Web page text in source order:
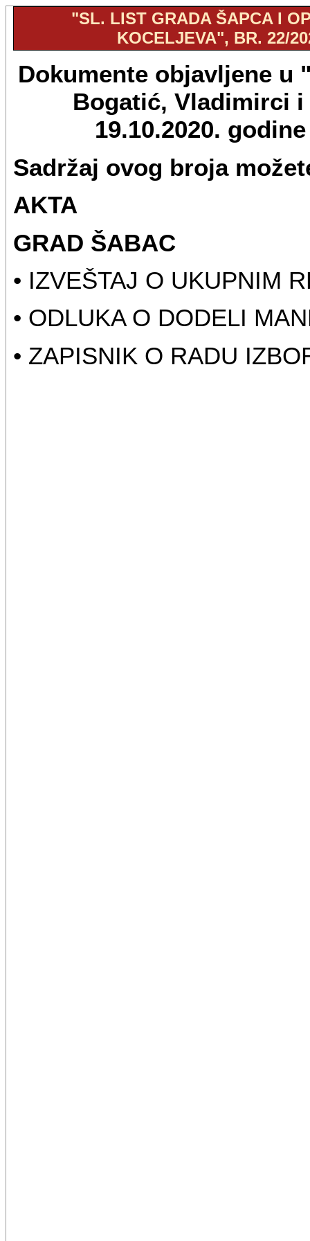
"SL. LIST GRADA ŠAPCA I
KOCELJEVA", BR. 22/
Dokumente objavljene u
Bogatić, Vladimirci i
19.10.2020.
Sadržaj ovog broja
AKTA
GRAD ŠABAC
• IZVEŠTAJ O UKUPNIM
• ODLUKA O DODELI
• ZAPISNIK O RADU